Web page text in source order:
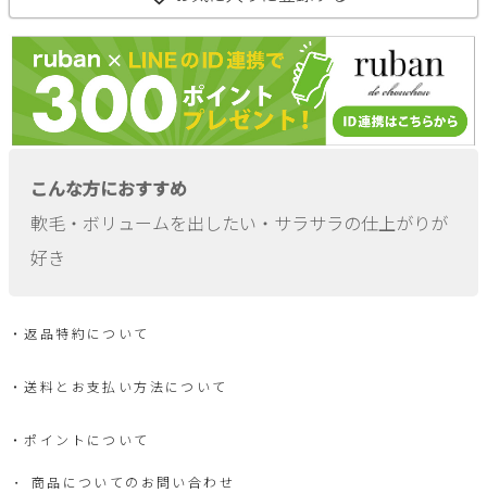
こんな方におすすめ
軟毛・ボリュームを出したい・サラサラの仕上がりが
好き
返品特約について
送料とお支払い方法について
ポイントについて
商品についてのお問い合わせ